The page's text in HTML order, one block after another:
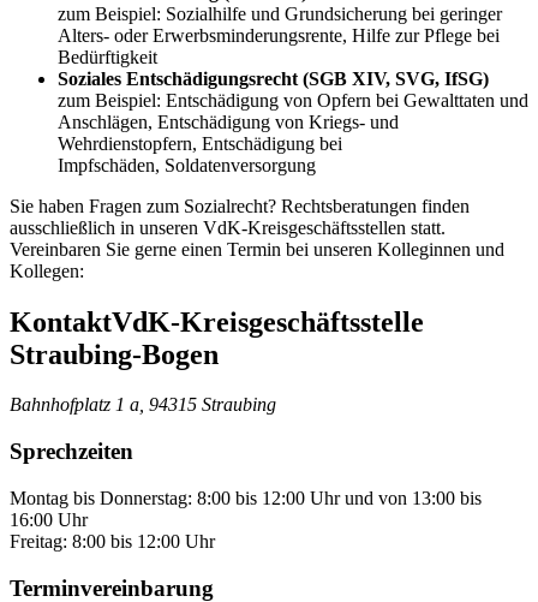
zum Beispiel: Sozialhilfe und Grundsicherung bei geringer
Alters- oder Erwerbsminderungsrente, Hilfe zur Pflege bei
Bedürftigkeit
Soziales Entschädigungsrecht (SGB XIV, SVG, IfSG)
zum Beispiel: Entschädigung von Opfern bei Gewalttaten und
Anschlägen, Entschädigung von Kriegs- und
Wehrdienstopfern, Entschädigung bei
Impfschäden, Soldatenversorgung
Sie haben Fragen zum Sozialrecht? Rechtsberatungen finden
ausschließlich in unseren VdK-Kreisgeschäftsstellen statt.
Vereinbaren Sie gerne einen Termin bei unseren Kolleginnen und
Kollegen:
KontaktVdK-Kreisgeschäftsstelle
Straubing-Bogen
Bahnhofplatz 1 a, 94315 Straubing
Sprechzeiten
Montag bis Donnerstag: 8:00 bis 12:00 Uhr und von 13:00 bis
16:00 Uhr
Freitag: 8:00 bis 12:00 Uhr
Terminvereinbarung